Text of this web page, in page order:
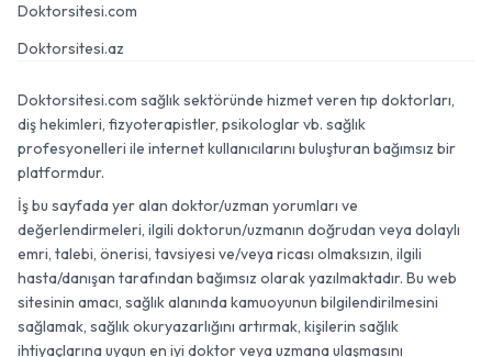
Doktorsitesi.com
Doktorsitesi.az
Doktorsitesi.com sağlık sektöründe hizmet veren tıp doktorları,
diş hekimleri, fizyoterapistler, psikologlar vb. sağlık
profesyonelleri ile internet kullanıcılarını buluşturan bağımsız bir
platformdur.
İş bu sayfada yer alan doktor/uzman yorumları ve
değerlendirmeleri, ilgili doktorun/uzmanın doğrudan veya dolaylı
emri, talebi, önerisi, tavsiyesi ve/veya ricası olmaksızın, ilgili
hasta/danışan tarafından bağımsız olarak yazılmaktadır. Bu web
sitesinin amacı, sağlık alanında kamuoyunun bilgilendirilmesini
sağlamak, sağlık okuryazarlığını artırmak, kişilerin sağlık
ihtiyaçlarına uygun en iyi doktor veya uzmana ulaşmasını